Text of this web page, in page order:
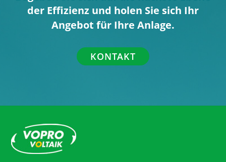
der Effizienz und holen Sie sich Ihr
Angebot für Ihre Anlage.
KONTAKT